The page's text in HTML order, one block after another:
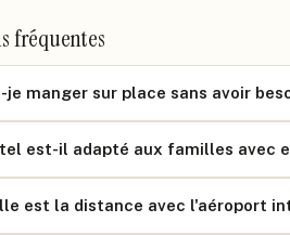
fréquentes
je manger sur place sans avoir
est-il adapté aux familles avec
est la distance avec l'aéroport